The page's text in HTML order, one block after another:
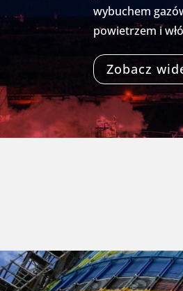
wybuchem
powietrzem i
Zobacz